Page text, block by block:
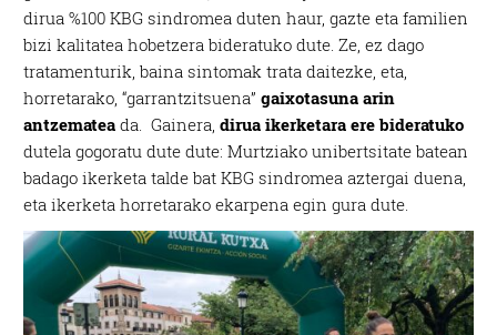
dirua %100 KBG sindromea duten haur, gazte eta familien
bizi kalitatea hobetzera bideratuko dute. Ze, ez dago
tratamenturik, baina sintomak trata daitezke, eta,
horretarako, “garrantzitsuena” gaixotasuna arin
antzematea da. Gainera,dirua ikerketara ere bideratuko
dutela gogoratu dute dute: Murtziako unibertsitate batean
badago ikerketa talde bat KBG sindromea aztergai duena,
eta ikerketa horretarako ekarpena egin gura dute.